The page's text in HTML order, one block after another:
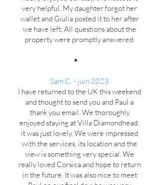
very helpful. My daughter forgot her
wallet and Giulia posted it to her after
we have left. All questions about the
property were promptly answered.
Sam C. - juin 2023
I have returned to the UK this weekend
and thought to send you and Paul a
thank you email. We thoroughly
enjoyed staying at Villa Diamondhead;
it was just lovely. We were impressed
with the services, its location and the
view is something very special. We
really loved Corsica and hope to return
in the future. It was also nice to meet